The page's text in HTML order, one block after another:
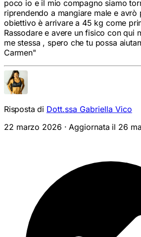
riprendendo a mangiare male e
obiettivo è arrivare a 45 kg come
Rassodare e avere un fisico con qui
me stessa , spero che tu possa
Carmen"
Risposta di Dott.ssa Gabriella Vico
22 marzo 2026 · Aggiornata il 26